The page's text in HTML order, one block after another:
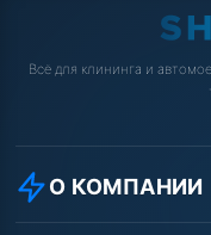
Всё для клининга и
О КОМПАНИИ
О компании